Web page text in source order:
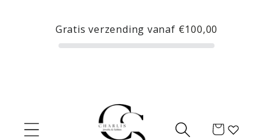
Gratis verzending vanaf €100,00
content
Winkelwagen